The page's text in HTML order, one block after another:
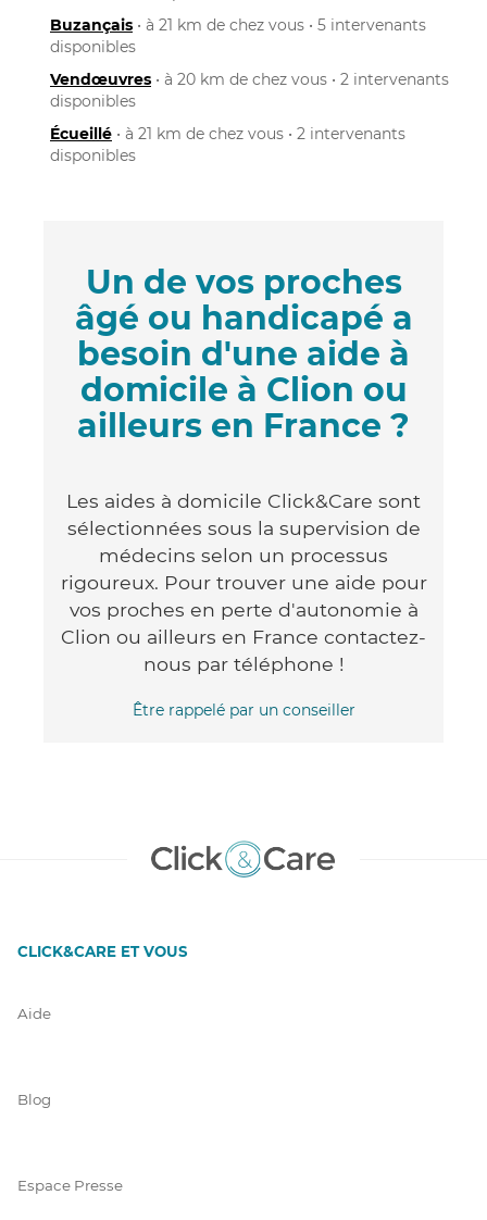
Buzançais • à 21 km de chez vous • 5 intervenants
disponibles
Vendœuvres • à 20 km de chez vous • 2 intervenants
disponibles
Écueillé • à 21 km de chez vous • 2 intervenants
disponibles
Un de vos proches
âgé ou handicapé a
besoin d'une aide à
domicile à Clion ou
ailleurs en France ?
Les aides à domicile Click&Care sont
sélectionnées sous la supervision de
médecins selon un processus
rigoureux. Pour trouver une aide pour
vos proches en perte d'autonomie à
Clion ou ailleurs en France contactez-
nous par téléphone !
Être rappelé par un conseiller
CLICK&CARE ET VOUS
Aide
Blog
Espace Presse